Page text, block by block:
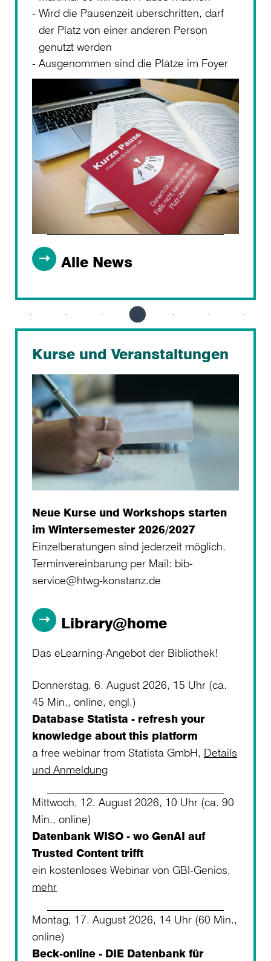
Wird die Pausenzeit überschritten, darf
der Platz von einer anderen Person
genutzt werden
Ausgenommen sind die Plätze im Foyer
Alle News
Kurse und Veranstaltungen
Neue Kurse und Workshops starten
im Wintersemester 2026/2027
Einzelberatungen sind jederzeit möglich.
Terminvereinbarung per Mail: bib-
service@htwg-konstanz.de
Library@home
Das eLearning-Angebot der Bibliothek!
Donnerstag, 6. August 2026, 15 Uhr (ca.
45 Min., online, engl.)
Database Statista - refresh your
knowledge about this platform
a free webinar from Statista GmbH, Details
und Anmeldung
Mittwoch, 12. August 2026, 10 Uhr (ca. 90
Min., online)
Datenbank WISO - wo GenAI auf
Trusted Content trifft
ein kostenloses Webinar von GBI-Genios,
mehr
Montag, 17. August 2026, 14 Uhr (60 Min.,
online)
Beck-online - DIE Datenbank für